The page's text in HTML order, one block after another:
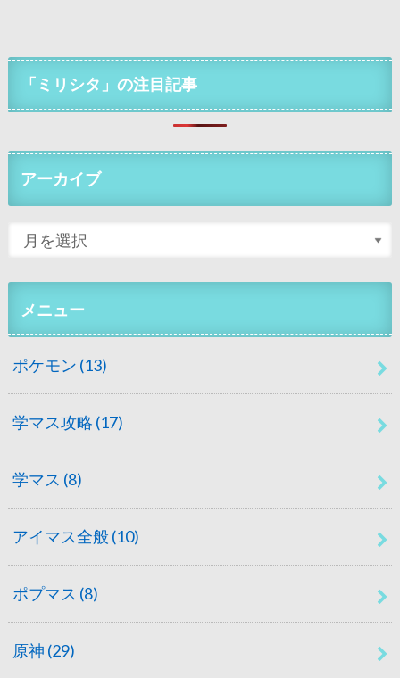
「ミリシタ」の注目記事
アーカイブ
メニュー
ポケモン (13)
学マス攻略 (17)
学マス (8)
アイマス全般 (10)
ポプマス (8)
原神 (29)